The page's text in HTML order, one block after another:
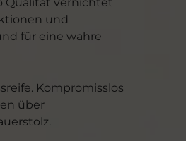
und
für eine wahre
Kompromisslos
über